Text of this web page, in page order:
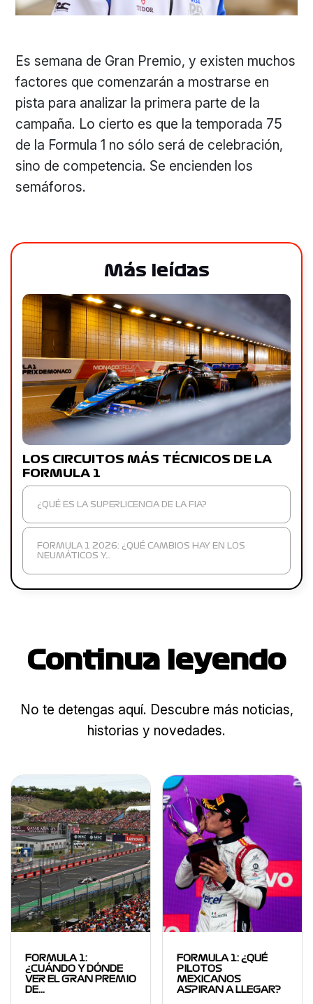
Es semana de Gran Premio, y existen muchos
factores que comenzarán a mostrarse en
pista para analizar la primera parte de la
campaña. Lo cierto es que la temporada 75
de la Formula 1 no sólo será de celebración,
sino de competencia. Se encienden los
semáforos.
Más leídas
LOS CIRCUITOS MÁS TÉCNICOS DE LA
FORMULA 1
¿QUÉ ES LA SUPERLICENCIA DE LA FIA?
FORMULA 1 2026: ¿QUÉ CAMBIOS HAY EN LOS
NEUMÁTICOS Y…
Continua leyendo
No te detengas aquí. Descubre más noticias,
historias y novedades.
FORMULA 1:
¿CUÁNDO Y DÓNDE
VER EL GRAN PREMIO
DE…
FORMULA 1: ¿QUÉ
PILOTOS
MEXICANOS
ASPIRAN A LLEGAR?